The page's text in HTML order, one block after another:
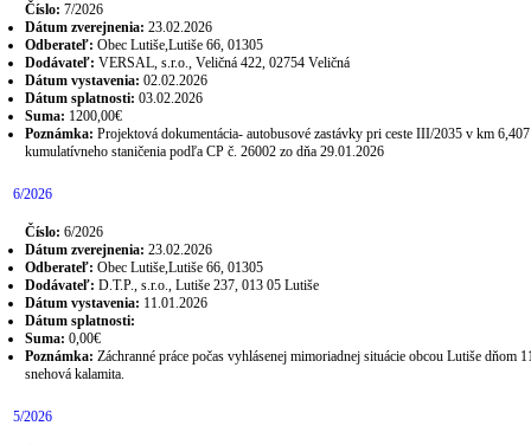
Číslo: 7/2026
Dátum zverejnenia: 23.02.2026
Odberateľ: Obec Lutiše,Lutiše 66, 01305
Dodávateľ: VERSAL, s.r.o., Veličná 422, 02754 Veličná
Dátum vystavenia: 02.02.2026
Dátum splatnosti: 03.02.2026
Suma: 1200,00€
Poznámka: Projektová dokumentácia- autobusové zastávky pri ceste III/2035 v km
kumulatívneho staničenia podľa CP č. 26002 zo dňa 29.01.2026
6/2026
Číslo: 6/2026
Dátum zverejnenia: 23.02.2026
Odberateľ: Obec Lutiše,Lutiše 66, 01305
Dodávateľ: D.T.P., s.r.o., Lutiše 237, 013 05 Lutiše
Dátum vystavenia: 11.01.2026
Dátum splatnosti:
Suma: 0,00€
Poznámka: Záchranné práce počas vyhlásenej mimoriadnej situácie obcou Lutiše dňom
snehová kalamita.
5/2026